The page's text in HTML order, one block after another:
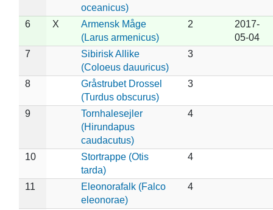
oceanicus)
6 X
Armensk Måge
(Larus armenicus)
2
2017-
05-04
7
Sibirisk Allike
(Coloeus dauuricus)
3
8
Gråstrubet Drossel
(Turdus obscurus)
3
9
Tornhalesejler
(Hirundapus
caudacutus)
4
10
Stortrappe (Otis
tarda)
4
11
Eleonorafalk (Falco
eleonorae)
4